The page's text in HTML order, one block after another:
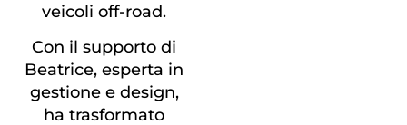
veicoli off-road.
Con il supporto di
Beatrice, esperta in
gestione e design,
ha trasformato